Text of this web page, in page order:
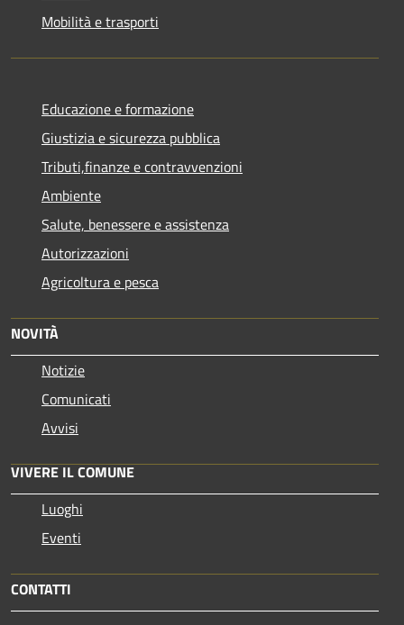
Mobilità e trasporti
Educazione e formazione
Giustizia e sicurezza pubblica
Tributi,finanze e contravvenzioni
Ambiente
Salute, benessere e assistenza
Autorizzazioni
Agricoltura e pesca
NOVITÀ
Notizie
Comunicati
Avvisi
VIVERE IL COMUNE
Luoghi
Eventi
CONTATTI